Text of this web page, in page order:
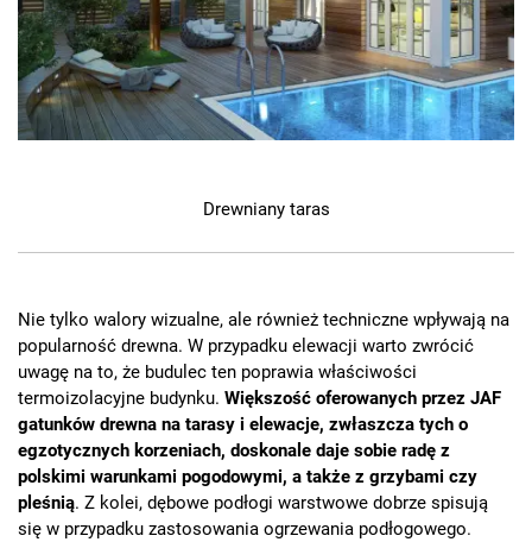
Drewniany taras
Nie tylko walory wizualne, ale również techniczne wpływają na
popularność drewna. W przypadku elewacji warto zwrócić
uwagę na to, że budulec ten poprawia właściwości
termoizolacyjne budynku. Większość oferowanych przez JAF
gatunków drewna na tarasy i elewacje, zwłaszcza tych o
egzotycznych korzeniach, doskonale daje sobie radę z
polskimi warunkami pogodowymi, a także z grzybami czy
pleśnią. Z kolei, dębowe podłogi warstwowe dobrze spisują
się w przypadku zastosowania ogrzewania podłogowego.